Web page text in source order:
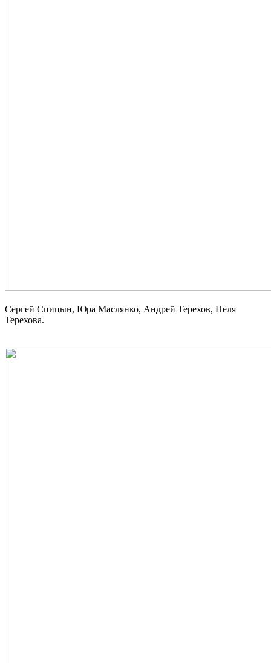
Сергей Спицын, Юра Маслянко, Андрей Терехов, Неля
Терехова.